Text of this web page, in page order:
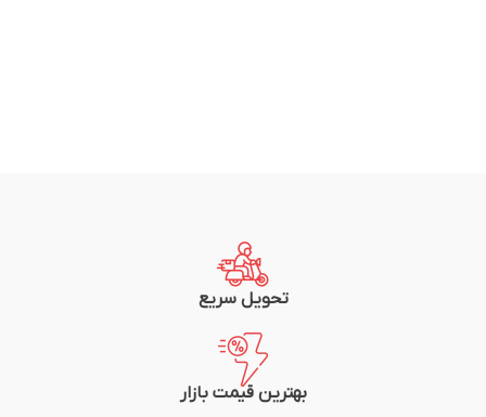
تحویل سریع
بهترین قیمت بازار